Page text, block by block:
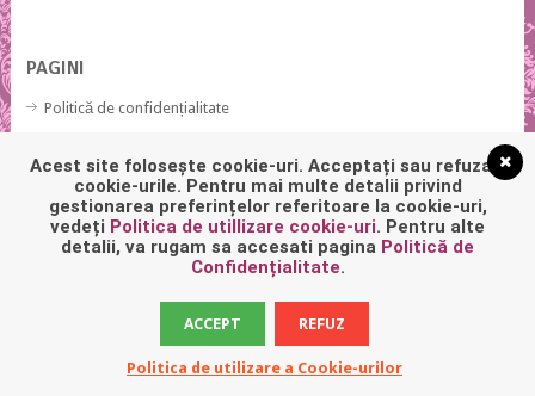
PAGINI
Politică de confidențialitate
Copyright © 2026.
Acest site folosește cookie-uri. Acceptați sau refuzați
cookie-urile. Pentru mai multe detalii privind
gestionarea preferințelor referitoare la cookie-uri,
vedeți Politica de utillizare cookie-uri. Pentru alte
detalii, va rugam sa accesati pagina Politică de
Confidențialitate.
ACCEPT REFUZ
Politica de utilizare a Cookie-urilor